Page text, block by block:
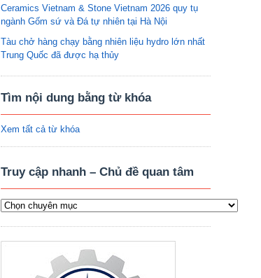
Ceramics Vietnam & Stone Vietnam 2026 quy tụ
ngành Gốm sứ và Đá tự nhiên tại Hà Nội
Tàu chở hàng chạy bằng nhiên liệu hydro lớn nhất
Trung Quốc đã được hạ thủy
Tìm nội dung bằng từ khóa
Xem tất cả từ khóa
Truy cập nhanh – Chủ đề quan tâm